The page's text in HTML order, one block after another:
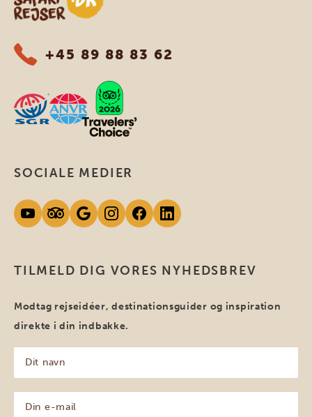
+45 89 88 83 62
TILMELD DIG VORES NYHEDSBREV
Modtag rejseidéer, destinationsguider og inspiration
direkte i din indbakke.
navn
(Påkrævet)
SOCIALE MEDIER